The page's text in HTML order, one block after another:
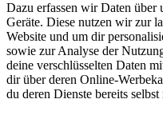
Dazu erfassen wir Daten über
Geräte. Diese nutzen wir zur
Website und um dir
sowie zur Analyse der
deine verschlüsselten Daten
dir über deren Online-
du deren Dienste bereits selbst